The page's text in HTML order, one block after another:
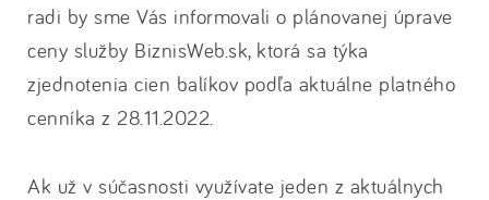
radi by sme Vás informovali o plánovanej úprave
ceny služby BiznisWeb.sk, ktorá sa týka
zjednotenia cien balíkov podľa aktuálne platného
cenníka z 28.11.2022.
Ak už v súčasnosti využívate jeden z aktuálnych